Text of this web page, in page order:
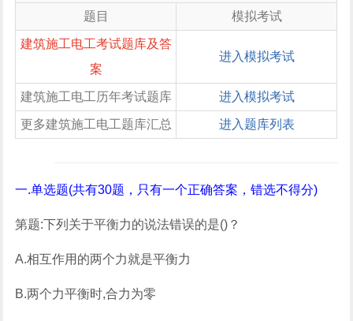
题目 模拟考试
建筑施工电工考试题库及答
案
进入模拟考试
建筑施工电工历年考试题库 进入模拟考试
更多建筑施工电工题库汇总 进入题库列表
一.单选题(共有30题，只有一个正确答案，错选不得分)
第题:下列关于平衡力的说法错误的是()？
A.相互作用的两个力就是平衡力
B.两个力平衡时,合力为零